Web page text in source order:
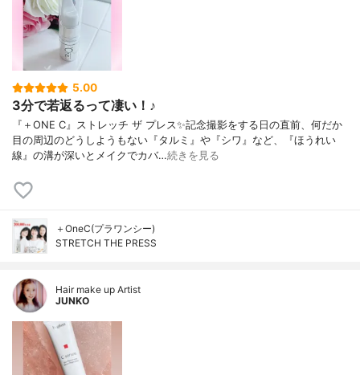
5.00
3分で若返るって凄い！♪
『＋ONE C』ストレッチ ザ プレス✨記念撮影をする日の直前、何だか
目の周辺のどうしようもない『タルミ』や『シワ』など、『ほうれい
線』の溝が深いとメイクでカバ…続きを見る
＋OneC(プラワンシー)
STRETCH THE PRESS
Hair make up Artist
JUNKO